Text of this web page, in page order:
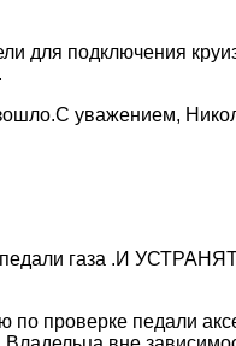
для подключения
уважением,
педали газа .И
проверке педали